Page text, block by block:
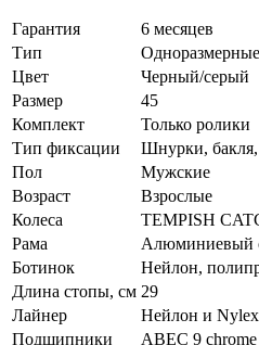
Гарантия
6 месяцев
Тип
Одноразмерные
Цвет
Черный/серый
Размер
45
Комплект
Только ролики
Тип фиксации
Шнурки, бакля,
Пол
Мужские
Возраст
Взрослые
Колеса
TEMPISH
Рама
Алюминиевый
Ботинок
Нейлон,
Длина стопы, см 29
Лайнер
Нейлон и
Подшипники
ABEC 9 chrome